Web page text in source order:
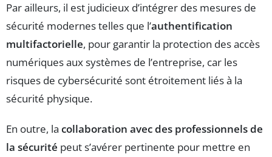
Par ailleurs, il est judicieux d’intégrer des mesures de
sécurité modernes telles que l’authentification
multifactorielle, pour garantir la protection des accès
numériques aux systèmes de l’entreprise, car les
risques de cybersécurité sont étroitement liés à la
sécurité physique.
En outre, la collaboration avec des professionnels de
la sécurité peut s’avérer pertinente pour mettre en